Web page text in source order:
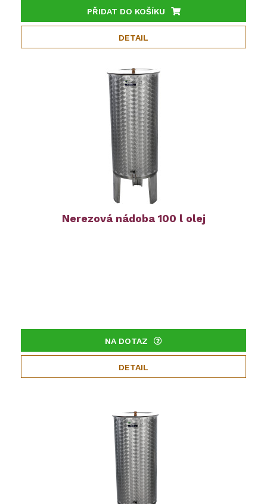
PŘIDAT DO KOŠÍKU
DETAIL
Nerezová nádoba 100 l olej
NA DOTAZ
DETAIL